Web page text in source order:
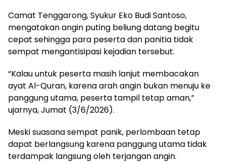
Camat Tenggarong, Syukur Eko Budi Santoso,
mengatakan angin puting beliung datang begitu
cepat sehingga para peserta dan panitia tidak
sempat mengantisipasi kejadian tersebut.
“Kalau untuk peserta masih lanjut membacakan
ayat Al-Quran, karena arah angin bukan menuju ke
panggung utama, peserta tampil tetap aman,”
ujarnya, Jumat (3/6/2026).
Meski suasana sempat panik, perlombaan tetap
dapat berlangsung karena panggung utama tidak
terdampak langsung oleh terjangan angin.